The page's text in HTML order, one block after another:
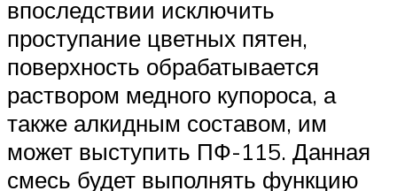
впоследствии исключить
проступание цветных пятен,
поверхность обрабатывается
раствором медного купороса, а
также алкидным составом, им
может выступить ПФ-115. Данная
смесь будет выполнять функцию